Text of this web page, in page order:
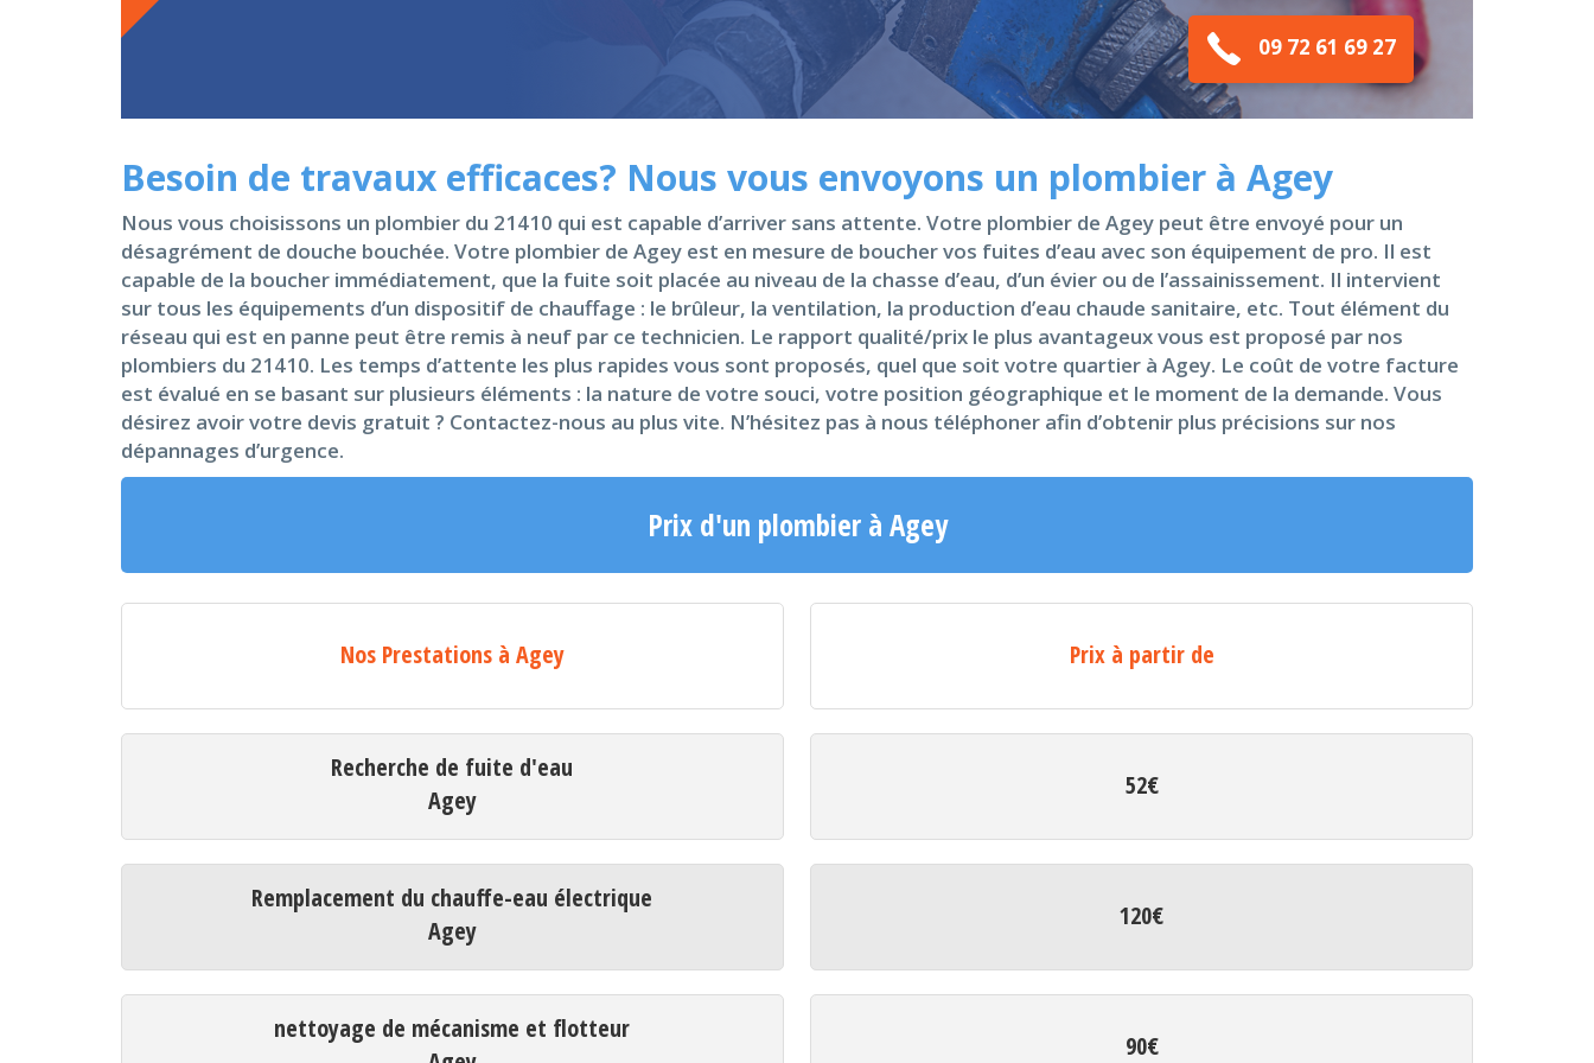
09 72 61 69 27
Besoin de travaux efficaces? Nous vous envoyons un plombier à Agey
Nous vous choisissons un plombier du 21410 qui est capable d’arriver sans attente. Votre plombier de Agey peut être envoyé pour un
désagrément de douche bouchée. Votre plombier de Agey est en mesure de boucher vos fuites d’eau avec son équipement de pro. Il est
capable de la boucher immédiatement, que la fuite soit placée au niveau de la chasse d’eau, d’un évier ou de l’assainissement. Il intervient
sur tous les équipements d’un dispositif de chauffage : le brûleur, la ventilation, la production d’eau chaude sanitaire, etc. Tout élément du
réseau qui est en panne peut être remis à neuf par ce technicien. Le rapport qualité/prix le plus avantageux vous est proposé par nos
plombiers du 21410. Les temps d’attente les plus rapides vous sont proposés, quel que soit votre quartier à Agey. Le coût de votre facture
est évalué en se basant sur plusieurs éléments : la nature de votre souci, votre position géographique et le moment de la demande. Vous
désirez avoir votre devis gratuit ? Contactez-nous au plus vite. N’hésitez pas à nous téléphoner afin d’obtenir plus précisions sur nos
dépannages d’urgence.
Prix d'un plombier à Agey
Nos Prestations à Agey Prix à partir de
Recherche de fuite d'eau
Agey
52€
Remplacement du chauffe-eau électrique
Agey
120€
nettoyage de mécanisme et flotteur
90€